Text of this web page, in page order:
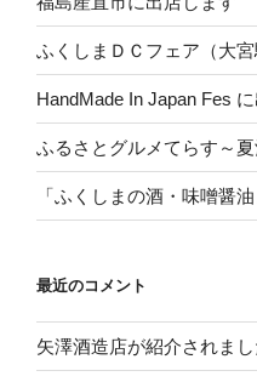
ふくしまＤＣフェア（大
HandMade In Japan Fes
ふるさとグルメてらす～
「ふくしまの酒・味噌醤
最近のコメント
矢澤酒造店が紹介されまし